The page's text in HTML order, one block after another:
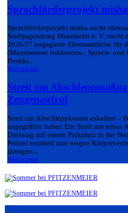
Sprachförderprojekt
Sprachförderprojekt misha sucht
Stadtjugendring Mannheim e. V. sucht
2026/27 engagierte Ehrenamtliche für
(Mannheimer Inklusions-, Sprach- und
Projekt...
Weiterlesen
Streit um
Zeugenaufruf
Streit um Abschleppkosten eskaliert –
angegriffen haben Ein Streit um einen
Dienstag auf einem Parkplatz in der
Polizei ermittelt nun wegen
jährigen...
Weiterlesen